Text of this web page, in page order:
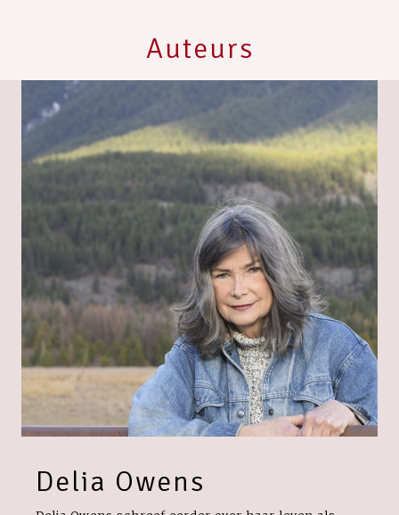
Auteurs
Delia Owens